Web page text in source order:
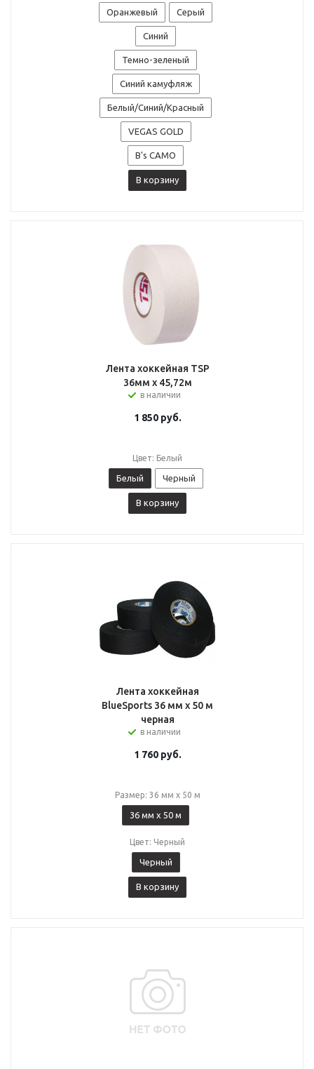
Оранжевый Серый
Синий
Темно-зеленый
Синий камуфляж
Белый/Синий/Красный
VEGAS GOLD
B's CAMO
В корзину
Лента хоккейная TSP
36мм x 45,72м
в наличии
1 850руб.
Цвет: Белый
Белый Черный
В корзину
Лента хоккейная
BlueSports 36 мм x 50 м
черная
в наличии
1 760руб.
Размер: 36 мм x 50 м
36 мм x 50 м
Цвет: Черный
Черный
В корзину